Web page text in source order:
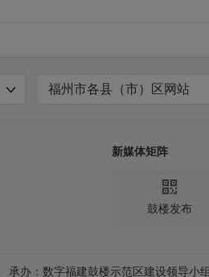
福州市各县（市）区网站
新媒体矩阵

鼓楼发布
承办：数字福建鼓楼示范区建设领导小